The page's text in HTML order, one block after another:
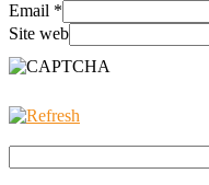
Email *
Site web